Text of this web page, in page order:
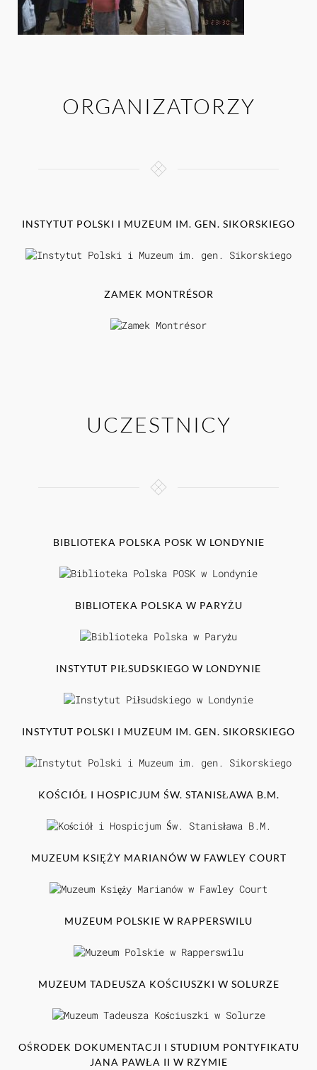
ORGANIZATORZY
INSTYTUT POLSKI I MUZEUM IM. GEN. SIKORSKIEGO
ZAMEK MONTRÉSOR
UCZESTNICY
BIBLIOTEKA POLSKA POSK W LONDYNIE
BIBLIOTEKA POLSKA W PARYŻU
INSTYTUT PIŁSUDSKIEGO W LONDYNIE
INSTYTUT POLSKI I MUZEUM IM. GEN. SIKORSKIEGO
KOŚCIÓŁ I HOSPICJUM ŚW. STANISŁAWA B.M.
MUZEUM KSIĘŻY MARIANÓW W FAWLEY COURT
MUZEUM POLSKIE W RAPPERSWILU
MUZEUM TADEUSZA KOŚCIUSZKI W SOLURZE
OŚRODEK DOKUMENTACJI I STUDIUM PONTYFIKATU
JANA PAWŁA II W RZYMIE